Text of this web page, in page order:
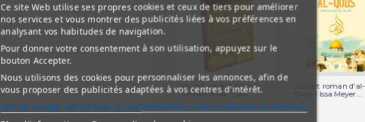
Quizz sur le Prophète
Mohammad "Saw"...
Le petit roman d’al-
Quds - Issa Meyer...
Ce site Web utilise ses propres cookies et ceux de tiers pour améliorer
nos services et vous montrer des publicités liées à vos préférences en
analysant vos habitudes de navigation.
Pour donner votre consentement à son utilisation, appuyez sur le
bouton Accepter.
Nous utilisons des cookies pour personnaliser les annonces, afin de
vous proposer des publicités adaptées à vos centres d'intérêt.
site de Google concernant la confidentialité et les conditions d'utilisation